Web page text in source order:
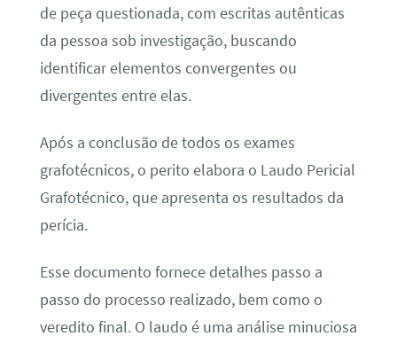
de peça questionada, com escritas autênticas
da pessoa sob investigação, buscando
identificar elementos convergentes ou
divergentes entre elas.
Após a conclusão de todos os exames
grafotécnicos, o perito elabora o Laudo Pericial
Grafotécnico, que apresenta os resultados da
perícia.
Esse documento fornece detalhes passo a
passo do processo realizado, bem como o
veredito final. O laudo é uma análise minuciosa